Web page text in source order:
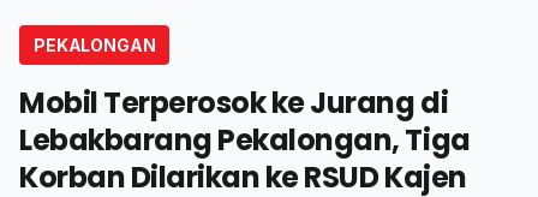
PEKALONGAN
Mobil Terperosok ke Jurang di
Lebakbarang Pekalongan, Tiga
Korban Dilarikan ke RSUD Kajen